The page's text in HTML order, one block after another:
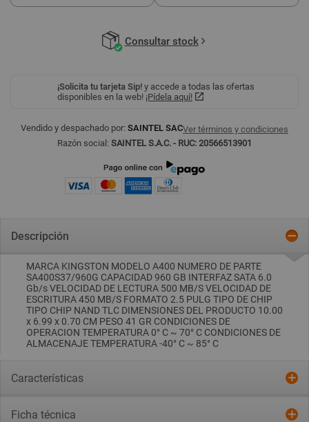
Consultar stock
¡Solicita tu tarjeta Sip! y accede a todas las ofertas
disponibles en la web! ¡Pídela aquí!
Vendido y despachado por: SAINTEL SACVer términos y condiciones
Razón social: SAINTEL S.A.C. - RUC: 20566513901
Descripción
MARCA KINGSTON MODELO A400 NUMERO DE PARTE
SA400S37/960G CAPACIDAD 960 GB INTERFAZ SATA 6.0
Gb/s VELOCIDAD DE LECTURA 500 MB/S VELOCIDAD DE
ESCRITURA 450 MB/S FORMATO 2.5 PULG TIPO DE CHIP
TIPO CHIP NAND TLC DIMENSIONES DEL PRODUCTO 10.00
x 6.99 x 0.70 CM PESO 41 GR CONDICIONES DE
OPERACION TEMPERATURA 0° C ~ 70° C CONDICIONES DE
ALMACENAJE TEMPERATURA -40° C ~ 85° C
Características
Ficha técnica